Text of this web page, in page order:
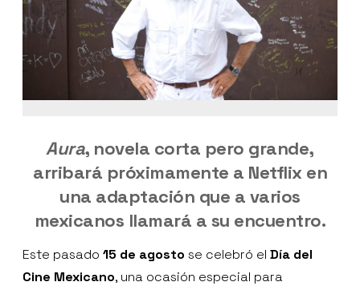
Aura, novela corta pero grande,
arribará próximamente a Netflix en
una adaptación que a varios
mexicanos llamará a su encuentro.
Este pasado 15 de agosto se celebró el Día del
Cine Mexicano, una ocasión especial para